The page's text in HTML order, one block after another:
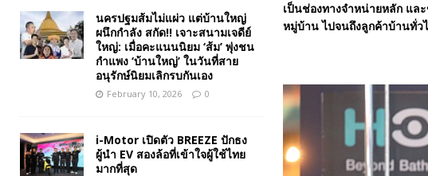
เป็นช่องทางจำหน่ายหลัก แล
หมู่บ้าน ไปจนถึงลูกค้าบ้านทั่ว
นครปฐมส้มไม่แผ่ว แต่บ้านใหญ่
ผนึกกำลัง สกัด!! เจาะสนามเจดีย์
ใหญ่: เมื่อคะแนนนิยม ‘ส้ม’ พุ่งชน
กำแพง ‘บ้านใหญ่’ ในวันที่สาย
อนุรักษ์นิยมเลิกรบกันเอง
February 10, 2026 0
i-Motor เปิดตัว BREEZE ปักธง
ผู้นำ EV สองล้อที่เข้าใจผู้ใช้ไทย
มากที่สุด